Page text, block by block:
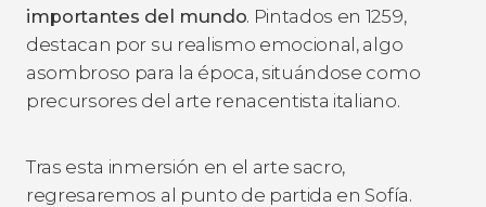
importantes del mundo. Pintados en 1259,
destacan por su realismo emocional, algo
asombroso para la época, situándose como
precursores del arte renacentista italiano.
Tras esta inmersión en el arte sacro,
regresaremos al punto de partida en Sofía.